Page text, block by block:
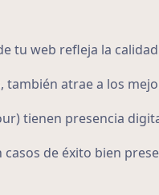
tu web refleja la
también atrae a los
tienen presencia
casos de éxito bien